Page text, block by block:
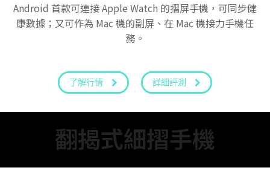
Android 首款可連接 Apple Watch 的摺屏手機，可同步健
康數據；又可作為 Mac 機的副屏、在 Mac 機接力手機任
務。
了解行情 詳細評測
翻揭式細摺手機